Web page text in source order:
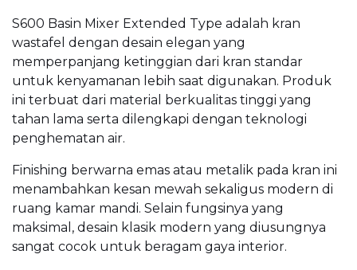
S600 Basin Mixer Extended Type adalah kran
wastafel dengan desain elegan yang
memperpanjang ketinggian dari kran standar
untuk kenyamanan lebih saat digunakan. Produk
ini terbuat dari material berkualitas tinggi yang
tahan lama serta dilengkapi dengan teknologi
penghematan air.
Finishing berwarna emas atau metalik pada kran ini
menambahkan kesan mewah sekaligus modern di
ruang kamar mandi. Selain fungsinya yang
maksimal, desain klasik modern yang diusungnya
sangat cocok untuk beragam gaya interior.